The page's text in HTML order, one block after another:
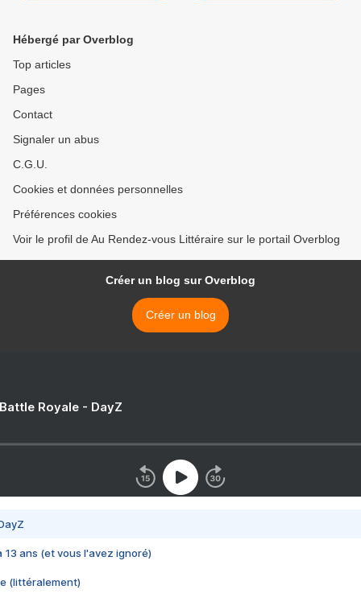
Hébergé par Overblog
Top articles
Pages
Contact
Signaler un abus
C.G.U.
Cookies et données personnelles
Préférences cookies
Voir le profil de Au Rendez-vous Littéraire sur le portail Overblog
Créer un blog sur Overblog
Créer un blog
Royale - DayZ
13 ans (et vous l'avez ignoré)
(littéralement)